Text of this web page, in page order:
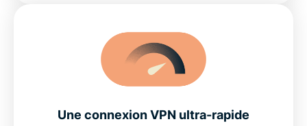
Une connexion VPN ultra-rapide